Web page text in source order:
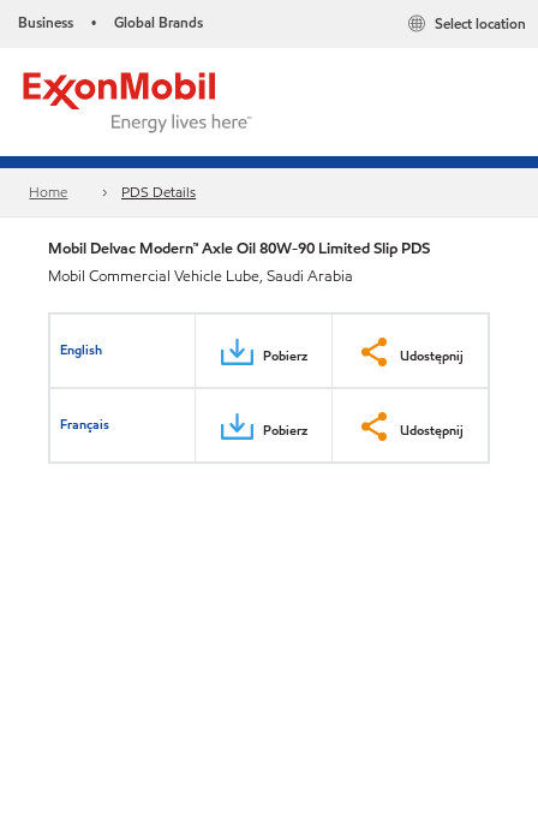
Business • Global Brands Select location
Home PDS Details
Mobil Delvac Modern™ Axle Oil 80W-90 Limited Slip PDS
Mobil Commercial Vehicle Lube, Saudi Arabia
English Pobierz Udostępnij
Français Pobierz Udostępnij